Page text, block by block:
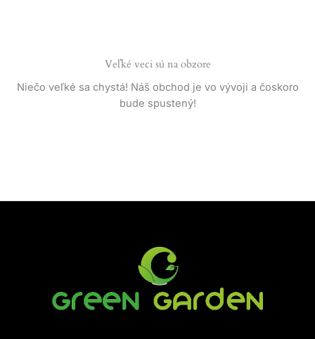
Veľké veci sú na obzore
Niečo veľké sa chystá! Náš obchod je vo vývoji a čoskoro
bude spustený!